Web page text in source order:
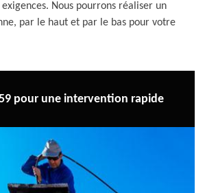
Nous pourrons réaliser un
par le haut et par le bas pour votre
pour une intervention rapide